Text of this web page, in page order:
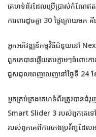
គេហទំព័រដែលប្រើប្រាស់កំណែឥ
ការពារដូចគ្នា 30 ថ្ងៃក្រោយមក
អ្នកអភិវឌ្ឍន៍កម្មវិធីជំនួយនៅ
ពួកគេបានឆ្លើយតបភ្លាមៗចំពោ
ជួសជុលពេញលេញនៅថ្ងៃទី 24 ខែ
អ្នកគ្រប់គ្រងគេហទំព័រត្រូវបានជំរុ
Smart Slider 3 របស់ពួកគេទៅកំ
របស់ពួកគេពីការកេងប្រវ័ញ្ចដែល